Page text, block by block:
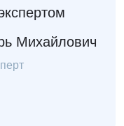
Михайлович